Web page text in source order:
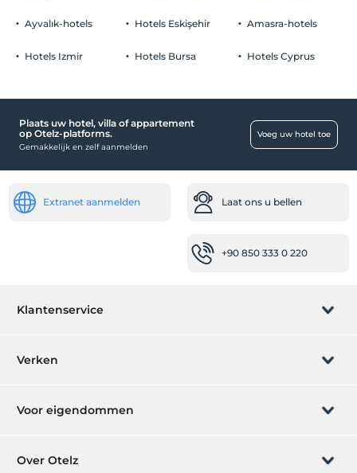
Ayvalık-hotels
Hotels Izmir
Hotels Eskişehir
Hotels Bursa
Amasra-hotels
Hotels Cyprus
Plaats uw hotel, villa of appartement
op Otelz-platforms.
Gemakkelijk en zelf aanmelden
Voeg uw hotel toe
Extranet aanmelden Laat ons u bellen
+90 850 333 0 220
Klantenservice
Boeking beheren
Verken
Cadeaubon
Voor eigendommen
Plaats uw hotel
Over Otelz